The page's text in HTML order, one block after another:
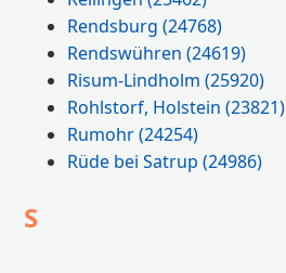
Rendsburg(24768)
Rendswühren(24619)
Risum-Lindholm(25920)
Rohlstorf, Holstein(23821)
Rumohr(24254)
Rüde bei Satrup(24986)
S